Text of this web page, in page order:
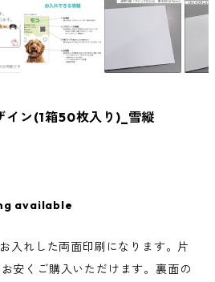
イン(1箱50枚入り)_雪縦
available
入れした両面印刷になります。片
安くご購入いただけます。裏面の